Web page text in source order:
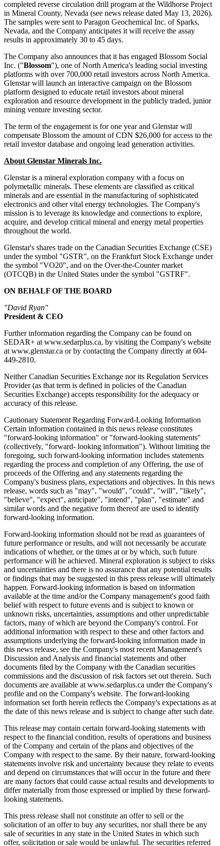
completed reverse circulation drill program at the Wildhorse Project
in Mineral County, Nevada (see news release dated May 13, 2026).
The samples were sent to Paragon Geochemical Inc. of Sparks,
Nevada, and the Company anticipates it will receive the assay
results in approximately 30 to 45 days.
The Company also announces that it has engaged Blossom Social
Inc. ("Blossom"), one of North America's leading social investing
platforms with over 700,000 retail investors across North America.
Glenstar will launch an interactive campaign on the Blossom
platform designed to educate retail investors about mineral
exploration and resource development in the publicly traded, junior
mining venture investing sector.
The term of the engagement is for one year and Glenstar will
compensate Blossom the amount of CDN $26,000 for access to the
retail investor database and ongoing lead generation activities.
About Glenstar Minerals Inc.
Glenstar is a mineral exploration company with a focus on
polymetallic minerals. These elements are classified as critical
minerals and are essential in the manufacturing of sophisticated
electronics and other vital energy technologies. The Company's
mission is to leverage its knowledge and connections to explore,
acquire, and develop critical mineral and energy metal properties
throughout the world.
Glenstar's shares trade on the Canadian Securities Exchange (CSE)
under the symbol "GSTR", on the Frankfurt Stock Exchange under
the symbol "VO20", and on the Over-the-Counter market
(OTCQB) in the United States under the symbol "GSTRF".
ON BEHALF OF THE BOARD
"David Ryan"
President & CEO
Further information regarding the Company can be found on
SEDAR+ at www.sedarplus.ca, by visiting the Company's website
at www.glenstar.ca or by contacting the Company directly at 604-
449-2810.
Neither Canadian Securities Exchange nor its Regulation Services
Provider (as that term is defined in policies of the Canadian
Securities Exchange) accepts responsibility for the adequacy or
accuracy of this release.
Cautionary Statement Regarding Forward-Looking Information
Certain information contained in this news release constitutes
"forward-looking information" or "forward-looking statements"
(collectively, "forward- looking information"). Without limiting the
foregoing, such forward-looking information includes statements
regarding the process and completion of any Offering, the use of
proceeds of the Offering and any statements regarding the
Company's business plans, expectations and objectives. In this news
release, words such as "may", "would", "could", "will", "likely",
"believe", "expect", anticipate", "intend", "plan", "estimate" and
similar words and the negative form thereof are used to identify
forward-looking information.
Forward-looking information should not be read as guarantees of
future performance or results, and will not necessarily be accurate
indications of whether, or the times at or by which, such future
performance will be achieved. Mineral exploration is subject to risks
and uncertainties and there is no assurance that any potential results
or findings that may be suggested in this press release will ultimately
happen. Forward-looking information is based on information
available at the time and/or the Company management's good faith
belief with respect to future events and is subject to known or
unknown risks, uncertainties, assumptions and other unpredictable
factors, many of which are beyond the Company's control. For
additional information with respect to these and other factors and
assumptions underlying the forward-looking information made in
this news release, see the Company's most recent Management's
Discussion and Analysis and financial statements and other
documents filed by the Company with the Canadian securities
commissions and the discussion of risk factors set out therein. Such
documents are available at www.sedarplus.ca under the Company's
profile and on the Company's website. The forward-looking
information set forth herein reflects the Company's expectations as at
the date of this news release and is subject to change after such date.
This release may contain certain forward-looking statements with
respect to the financial condition, results of operations and business
of the Company and certain of the plans and objectives of the
Company with respect to the same. By their nature, forward-looking
statements involve risk and uncertainty because they relate to events
and depend on circumstances that will occur in the future and there
are many factors that could cause actual results and developments to
differ materially from those expressed or implied by these forward-
looking statements.
This press release shall not constitute an offer to sell or the
solicitation of an offer to buy any securities, nor shall there be any
sale of securities in any state in the United States in which such
offer, solicitation or sale would be unlawful. The securities referred